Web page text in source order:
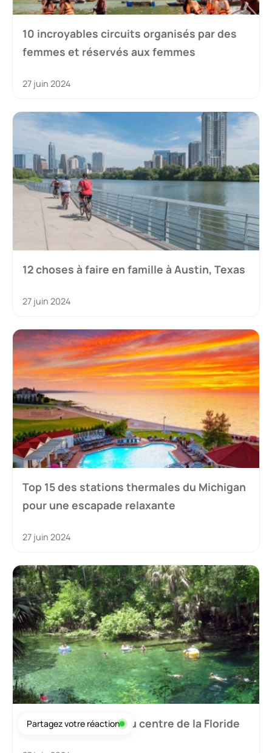
10 incroyables circuits organisés par des
femmes et réservés aux femmes
27 juin 2024
12 choses à faire en famille à Austin, Texas
27 juin 2024
Top 15 des stations thermales du Michigan
pour une escapade relaxante
27 juin 2024
Top 11 des sources du centre de la Floride
Partagez votre réaction